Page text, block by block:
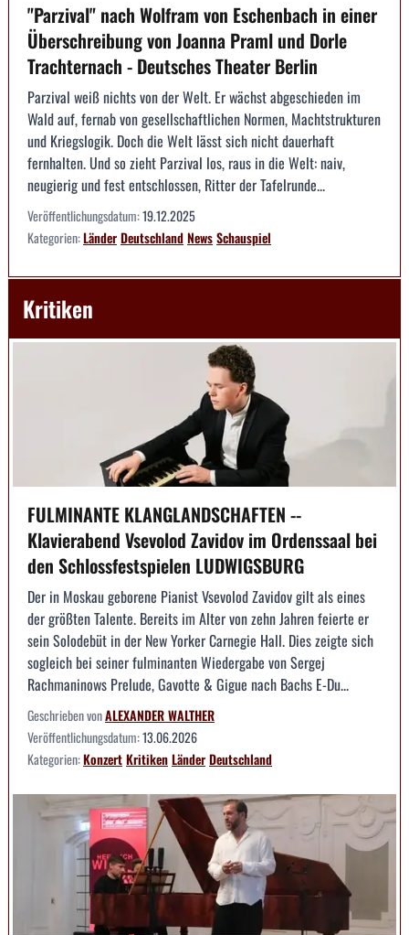
"Parzival" nach Wolfram von Eschenbach in einer
Überschreibung von Joanna Praml und Dorle
Trachternach - Deutsches Theater Berlin
Parzival weiß nichts von der Welt. Er wächst abgeschieden im
Wald auf, fernab von gesellschaftlichen Normen, Machtstrukturen
und Kriegslogik. Doch die Welt lässt sich nicht dauerhaft
fernhalten. Und so zieht Parzival los, raus in die Welt: naiv,
neugierig und fest entschlossen, Ritter der Tafelrunde...
Veröffentlichungsdatum:19.12.2025
Kategorien:LänderDeutschlandNewsSchauspiel
Kritiken
FULMINANTE KLANGLANDSCHAFTEN --
Klavierabend Vsevolod Zavidov im Ordenssaal bei
den Schlossfestspielen LUDWIGSBURG
Der in Moskau geborene Pianist Vsevolod Zavidov gilt als eines
der größten Talente. Bereits im Alter von zehn Jahren feierte er
sein Solodebüt in der New Yorker Carnegie Hall. Dies zeigte sich
sogleich bei seiner fulminanten Wiedergabe von Sergej
Rachmaninows Prelude, Gavotte & Gigue nach Bachs E-Du...
Geschrieben vonALEXANDER WALTHER
Veröffentlichungsdatum:13.06.2026
Kategorien:KonzertKritikenLänderDeutschland